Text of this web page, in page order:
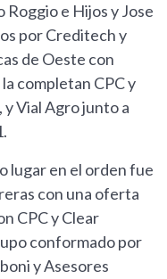
e Hijos y Jose
por Creditech y
de Oeste con
completan CPC y
Vial Agro junto a
lugar en el orden fue
con una oferta
CPC y Clear
conformado por
y Asesores